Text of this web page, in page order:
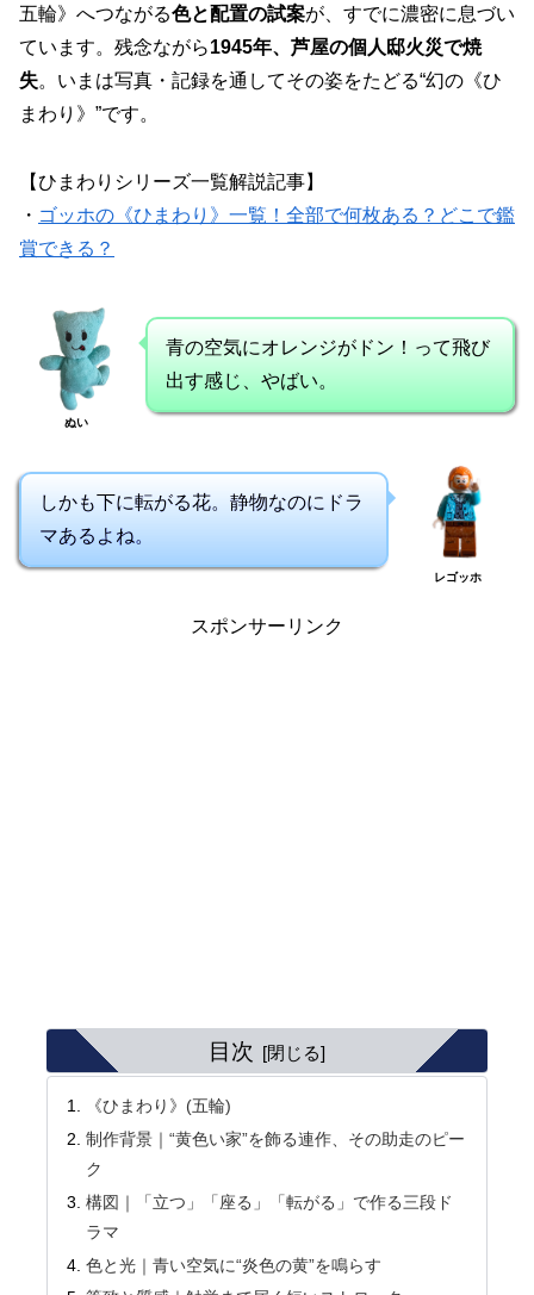
五輪》へつながる色と配置の試案が、すでに濃密に息づい
ています。残念ながら1945年、芦屋の個人邸火災で焼
失。いまは写真・記録を通してその姿をたどる“幻の《ひ
まわり》”です。
【ひまわりシリーズ一覧解説記事】
・ ゴッホの《ひまわり》一覧！全部で何枚ある？どこで鑑
賞できる？
ぬい
青の空気にオレンジがドン！って飛び
出す感じ、やばい。
しかも下に転がる花。静物なのにドラ
マあるよね。
レゴッホ
スポンサーリンク
目次
《ひまわり》(五輪)
制作背景｜“黄色い家”を飾る連作、その助走のピー
ク
構図｜「立つ」「座る」「転がる」で作る三段ド
ラマ
色と光｜青い空気に“炎色の黄”を鳴らす